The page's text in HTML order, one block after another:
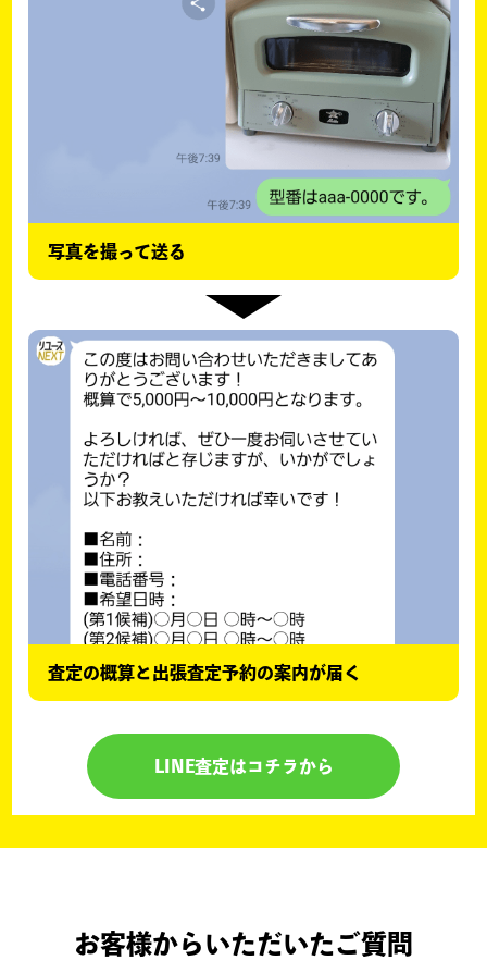
写真を撮って送る
査定の概算と出張査定予約の案内が届く
LINE査定はコチラから
お客様からいただいたご質問